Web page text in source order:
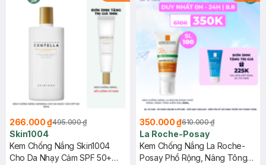
266.000 ₫495.000 ₫
Skin1004
Kem Chống Nắng Skin1004
Cho Da Nhạy Cảm SPF 50+
350.000 ₫610.000 ₫
La Roche-Posay
Kem Chống Nắng La Roche-
Posay Phổ Rộng, Nâng Tông